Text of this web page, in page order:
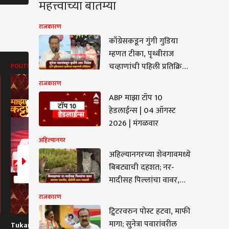
POLITICS
Tukaram Mundhe On
ABP MAJHA BATMYA
Tukaram Mundhe
महत्त्वाच्या बातम्या
राजकारण
काँग्रेसकडून गुंगी गुडिया
म्हणत टीका, पृथ्वीराज
चव्हाणांची पहिली प्रतिक्रिया;
पवारांकडून कृतीतून उत्तर
मिळेल
राजकारण
ABP माझा टॉप 10
हेडलाईन्स | 04 ऑगस्ट
2026 | मंगळवार
अहिल्यानगर
अहिल्यानगरच्या शेवगावमध्ये
बिबट्याची दहशत; नर-
मादीसह पिल्लांचा वावर,
काळजीत
राजकारण
ट्विटरवरुन पोस्ट हटवा, माफी
मागा; सुनेत्रा पवारांवरील
पोस्ट हटवा, माफी
सुनेत्रा पवारांवरील